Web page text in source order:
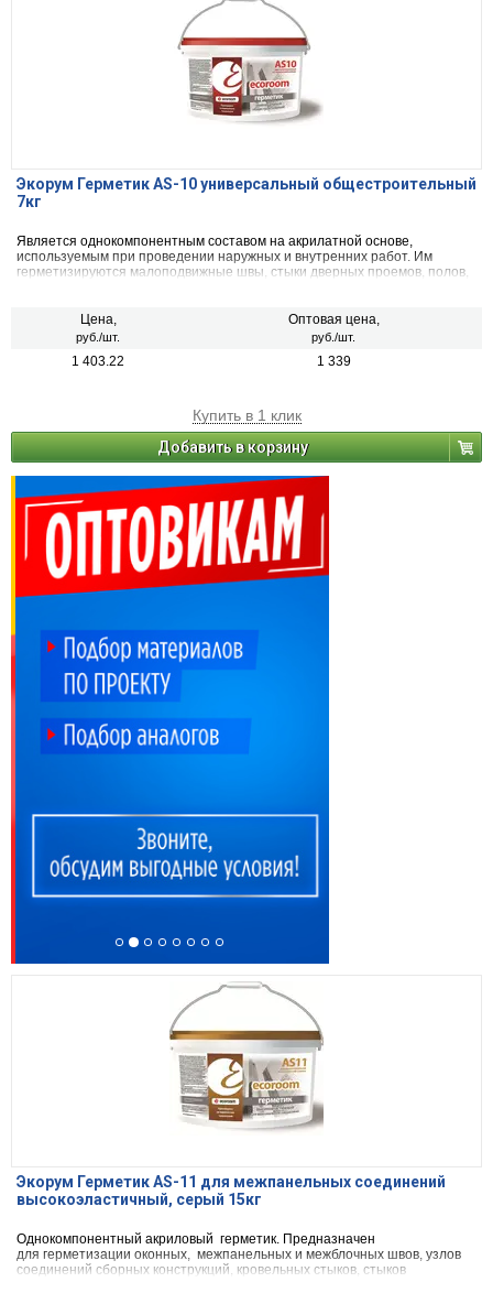
Экорум Герметик AS-10 универсальный общестроительный
7кг
Является однокомпонентным составом на акрилатной основе,
используемым при проведении наружных и внутренних работ. Им
герметизируются малоподвижные швы, стыки дверных проемов, полов,
Цена,
руб./шт.
Оптовая цена,
руб./шт.
1 403.22 1 339
Купить в 1 клик
Добавить в корзину
Экорум Герметик AS-11 для межпанельных соединений
высокоэластичный, серый 15кг
Однокомпонентный акриловый герметик. Предназначен
для герметизации оконных, межпанельных и межблочных швов, узлов
соединений сборных конструкций, кровельных стыков, стыков